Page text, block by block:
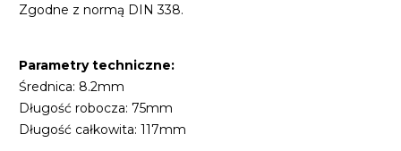
Zgodne z normą DIN 338.
Parametry techniczne:
Średnica: 8.2mm
Długość robocza: 75mm
Długość całkowita: 117mm